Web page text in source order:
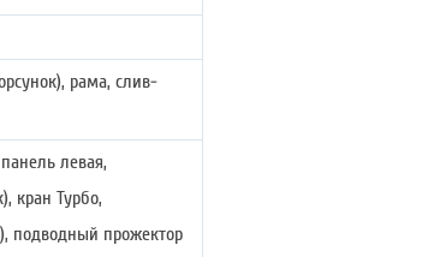
рама, слив-
левая,
кран Турбо,
подводный прожектор